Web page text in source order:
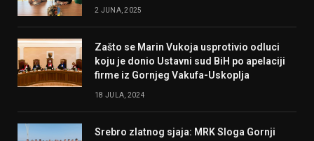
2 JUNA, 2025
Zašto se Marin Vukoja usprotivio odluci
koju je donio Ustavni sud BiH po apelaciji
firme iz Gornjeg Vakufa-Uskoplja
18 JULA, 2024
Srebro zlatnog sjaja: MRK Sloga Gornji